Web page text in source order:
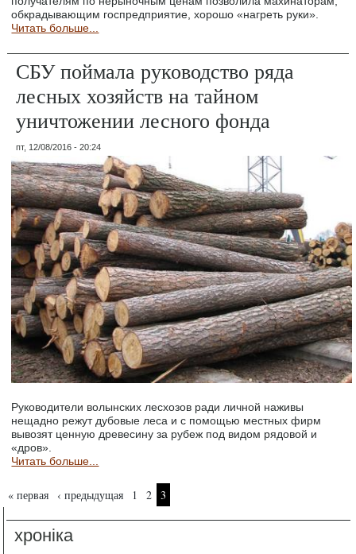
обкрадывающим госпредприятие, хорошо «нагреть руки».
Читать больше...
СБУ поймала руководство ряда
лесных хозяйств на тайном
уничтожении лесного фонда
пт, 12/08/2016 - 20:24
Руководители волынских лесхозов ради личной наживы
нещадно режут дубовые леса и с помощью местных фирм
вывозят ценную древесину за рубеж под видом рядовой и
«дров».
Читать больше...
Страницы
« первая ‹ предыдущая 1 2 3
хроніка